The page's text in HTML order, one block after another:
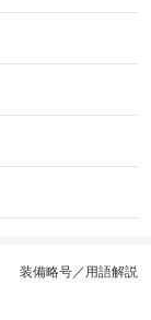
装備略号／用語解説